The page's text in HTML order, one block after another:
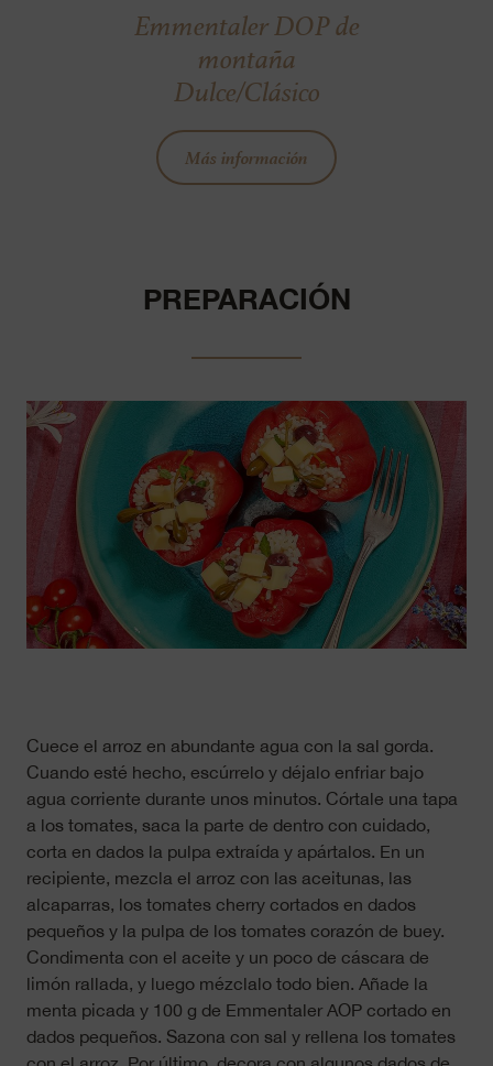
Emmentaler DOP de
montaña
Dulce/Clásico
Más información
PREPARACIÓN
Cuece el arroz en abundante agua con la sal gorda.
Cuando esté hecho, escúrrelo y déjalo enfriar bajo
agua corriente durante unos minutos. Córtale una tapa
a los tomates, saca la parte de dentro con cuidado,
corta en dados la pulpa extraída y apártalos. En un
recipiente, mezcla el arroz con las aceitunas, las
alcaparras, los tomates cherry cortados en dados
pequeños y la pulpa de los tomates corazón de buey.
Condimenta con el aceite y un poco de cáscara de
limón rallada, y luego mézclalo todo bien. Añade la
menta picada y 100 g de Emmentaler AOP cortado en
dados pequeños. Sazona con sal y rellena los tomates